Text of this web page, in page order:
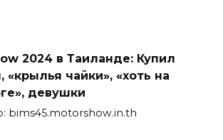
2024 в Таиланде: Купил
«крылья чайки», «хоть на
девушки
bims45.motorshow.in.th